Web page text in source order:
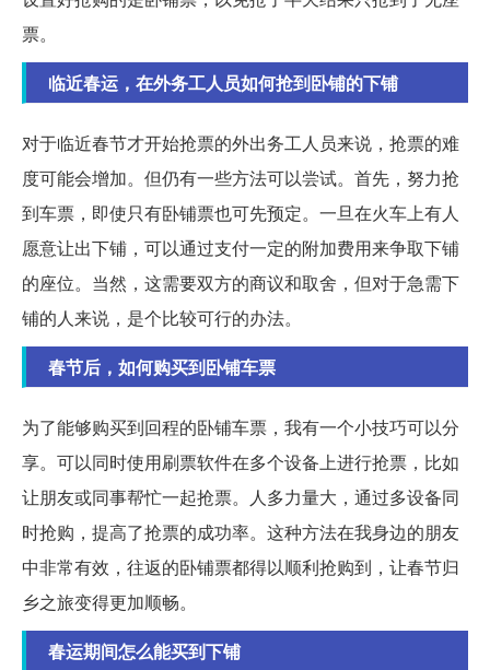
票。
临近春运，在外务工人员如何抢到卧铺的下铺
对于临近春节才开始抢票的外出务工人员来说，抢票的难
度可能会增加。但仍有一些方法可以尝试。首先，努力抢
到车票，即使只有卧铺票也可先预定。一旦在火车上有人
愿意让出下铺，可以通过支付一定的附加费用来争取下铺
的座位。当然，这需要双方的商议和取舍，但对于急需下
铺的人来说，是个比较可行的办法。
春节后，如何购买到卧铺车票
为了能够购买到回程的卧铺车票，我有一个小技巧可以分
享。可以同时使用刷票软件在多个设备上进行抢票，比如
让朋友或同事帮忙一起抢票。人多力量大，通过多设备同
时抢购，提高了抢票的成功率。这种方法在我身边的朋友
中非常有效，往返的卧铺票都得以顺利抢购到，让春节归
乡之旅变得更加顺畅。
春运期间怎么能买到下铺